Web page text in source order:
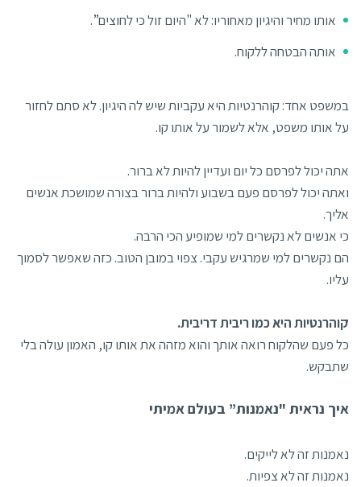
אותו מחיר והיגיון מאחוריו: לא "היום זול כי לחוצים”.
אותה הבטחה ללקוח.
במשפט אחד: קוהרנטיות היא עקביות שיש לה היגיון. לא סתם לחזור
על אותו משפט, אלא לשמור על אותו קו.
אתה יכול לפרסם כל יום ועדיין להיות לא ברור.
ואתה יכול לפרסם פעם בשבוע ולהיות ברור בצורה שמושכת אנשים
אליך.
כי אנשים לא נקשרים למי שמופיע הכי הרבה.
הם נקשרים למי שמרגיש עקבי. צפוי במובן הטוב. כזה שאפשר לסמוך
עליו.
קוהרנטיות היא כמו ריבית דריבית.
כל פעם שהלקוח רואה אותך והוא מזהה את אותו קו, האמון עולה בלי
שתבקש.
איך נראית "נאמנות” בעולם אמיתי
נאמנות זה לא לייקים.
נאמנות זה לא צפיות.